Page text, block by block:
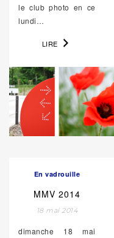
le club photo en ce
lundi…
LIRE
En vadrouille
MMV 2014
18 mai 2014
dimanche 18 mai